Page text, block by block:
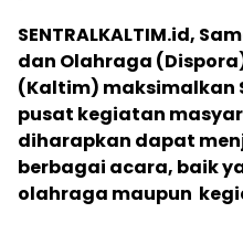
SENTRALKALTIM.id,
dan Olahraga
(Kaltim) maksimalkan
pusat kegiatan
diharapkan dapat
berbagai acara, baik
olahraga maupun